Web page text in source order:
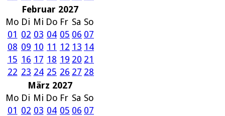
Februar 2027
Mo Di Mi Do Fr Sa So
01 02 03 04 05 06 07
08 09 10 11 12 13 14
15 16 17 18 19 20 21
22 23 24 25 26 27 28
März 2027
Mo Di Mi Do Fr Sa So
01 02 03 04 05 06 07